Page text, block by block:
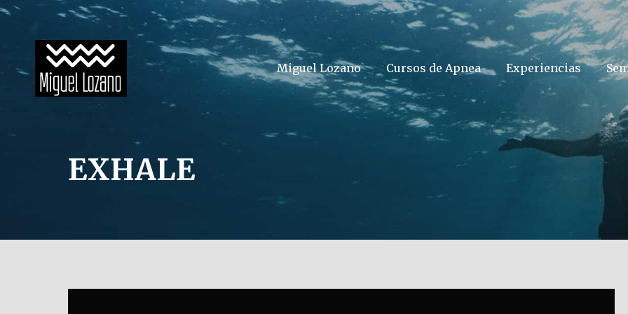
Miguel Lozano Cursos de Apnea Experiencias
EXHALE